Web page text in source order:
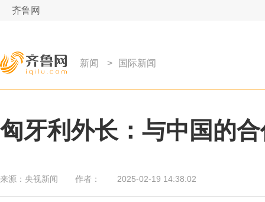
齐鲁网
新闻 > 国际新闻
匈牙利外长：与中国的
来源： 央视新闻 作者： 2025-02-19 14:38:02